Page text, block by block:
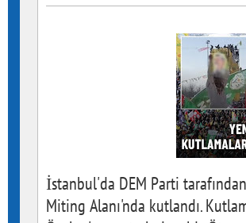
İstanbul'da DEM Parti
Miting Alanı'nda kutlandı.